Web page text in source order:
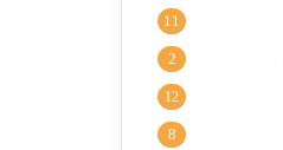
11
2
12
8